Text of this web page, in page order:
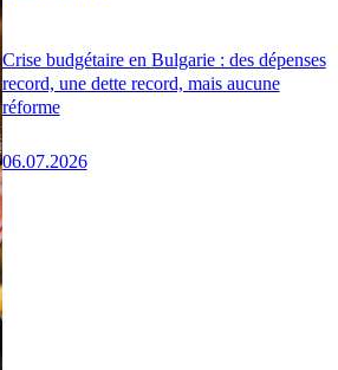
Crise budgétaire en Bulgarie : des dépenses
record, une dette record, mais aucune
réforme
06.07.2026